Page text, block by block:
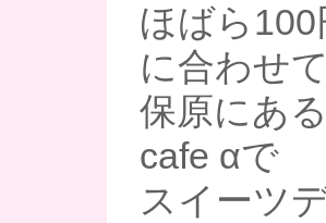
ほばら
に合わせて
保原にあ
cafe αで
スイーツ